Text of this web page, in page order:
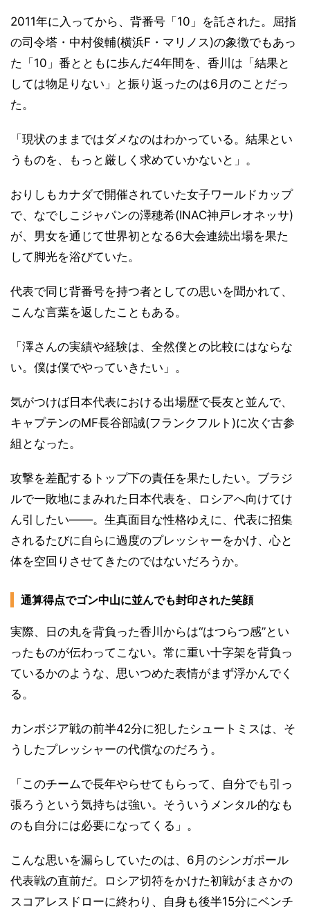
2011年に入ってから、背番号「10」を託された。屈指
の司令塔・中村俊輔(横浜F・マリノス)の象徴でもあっ
た「10」番とともに歩んだ4年間を、香川は「結果と
しては物足りない」と振り返ったのは6月のことだっ
た。
「現状のままではダメなのはわかっている。結果とい
うものを、もっと厳しく求めていかないと」。
おりしもカナダで開催されていた女子ワールドカップ
で、なでしこジャパンの澤穂希(INAC神戸レオネッサ)
が、男女を通じて世界初となる6大会連続出場を果た
して脚光を浴びていた。
代表で同じ背番号を持つ者としての思いを聞かれて、
こんな言葉を返したこともある。
「澤さんの実績や経験は、全然僕との比較にはならな
い。僕は僕でやっていきたい」。
気がつけば日本代表における出場歴で長友と並んで、
キャプテンのMF長谷部誠(フランクフルト)に次ぐ古参
組となった。
攻撃を差配するトップ下の責任を果たしたい。ブラジ
ルで一敗地にまみれた日本代表を、ロシアへ向けてけ
ん引したい――。生真面目な性格ゆえに、代表に招集
されるたびに自らに過度のプレッシャーをかけ、心と
体を空回りさせてきたのではないだろうか。
通算得点でゴン中山に並んでも封印された笑顔
実際、日の丸を背負った香川からは“はつらつ感”とい
ったものが伝わってこない。常に重い十字架を背負っ
ているかのような、思いつめた表情がまず浮かんでく
る。
カンボジア戦の前半42分に犯したシュートミスは、そ
うしたプレッシャーの代償なのだろう。
「このチームで長年やらせてもらって、自分でも引っ
張ろうという気持ちは強い。そういうメンタル的なも
のも自分には必要になってくる」。
こんな思いを漏らしていたのは、6月のシンガポール
代表戦の直前だ。ロシア切符をかけた初戦がまさかの
スコアレスドローに終わり、自身も後半15分にベンチ